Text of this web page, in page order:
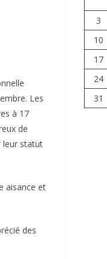
Les
à 17
de
leur statut
aisance et
des
3
10
17
24
31